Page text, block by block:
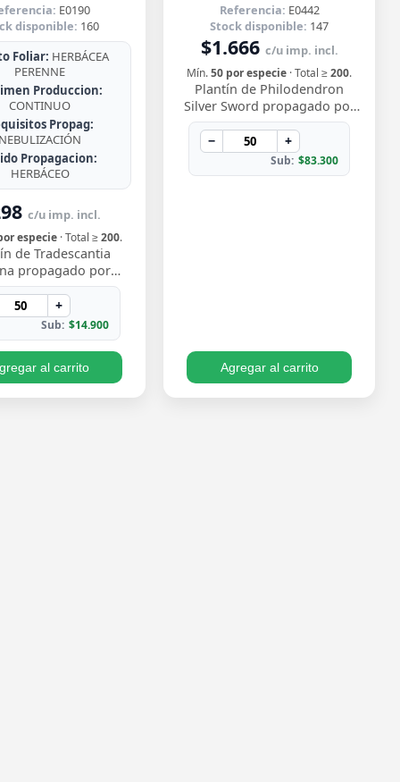
E0190
disponible: 160
Foliar: HERBÁCEA
PERENNE
Produccion:
CONTINUO
Propag:
NEBULIZACIÓN
Propagacion:
HERBÁCEO
c/u imp. incl.
especie · Total ≥200.
de Tradescantia
propagado por
enraizado, con ese
follaje bicolor de
morado y pl…
+
Sub: $14.900
al carrito
Referencia: E0442
Stock disponible: 147
$1.666 c/u imp. incl.
Mín.50 por especie · Total ≥200.
Plantín de Philodendron
Silver Sword propagado por
esqueje ya enraizado, con
hojas lanceoladas de un
plateado metálico …
− +
Sub: $83.300
Agregar al carrito